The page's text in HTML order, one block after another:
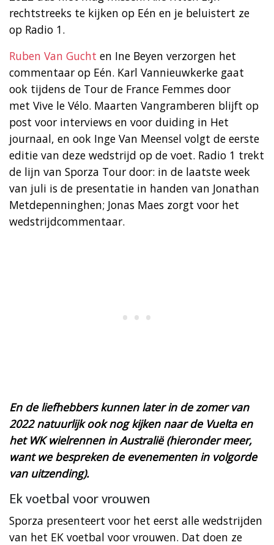
rechtstreeks te kijken op Eén en je beluistert ze
op Radio 1.
Ruben Van Gucht en Ine Beyen verzorgen het
commentaar op Eén. Karl Vannieuwkerke gaat
ook tijdens de Tour de France Femmes door
met Vive le Vélo. Maarten Vangramberen blijft op
post voor interviews en voor duiding in Het
journaal, en ook Inge Van Meensel volgt de eerste
editie van deze wedstrijd op de voet. Radio 1 trekt
de lijn van Sporza Tour door: in de laatste week
van juli is de presentatie in handen van Jonathan
Metdepenninghen; Jonas Maes zorgt voor het
wedstrijdcommentaar. ​
En de liefhebbers kunnen later in de zomer van
2022 natuurlijk ook nog kijken naar de Vuelta en
het WK wielrennen in Australië (hieronder meer,
want we bespreken de evenementen in volgorde
van uitzending).
Ek voetbal voor vrouwen
Sporza presenteert voor het eerst alle wedstrijden
van het EK voetbal voor vrouwen. Dat doen ze